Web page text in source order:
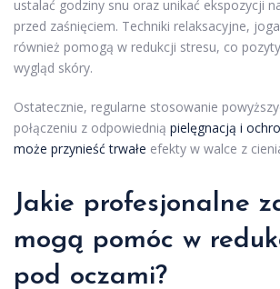
ustalać godziny snu oraz unikać ekspozycji
przed zaśnięciem. Techniki relaksacyjne,
również pomogą w redukcji stresu, co
wygląd skóry.
Ostatecznie, regularne stosowanie
połączeniu z odpowiednią pielęgnacją i
może przynieść trwałe efekty w walce z
Jakie profesjonalne
mogą pomóc w
pod oczami?